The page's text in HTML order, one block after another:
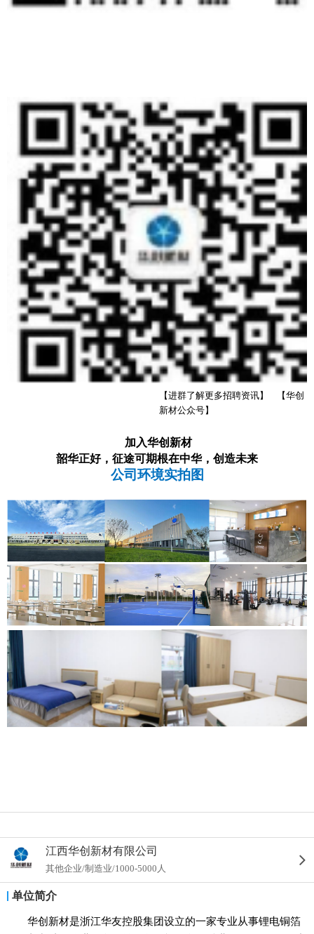
【进群了解更多招聘资讯】
【华创
新材公众号】
加入华创新材
韶华正好，征途可期根在中华，创造未来
公司环境实拍图
江西华创新材有限公司
其他企业/制造业/1000-5000人
单位简介
华创新材是浙江华友控股集团设立的一家专业从事锂电铜箔